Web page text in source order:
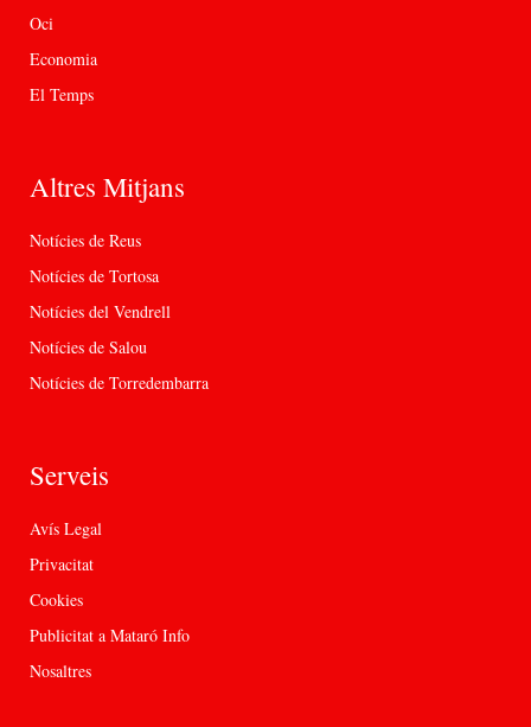
Oci
Economia
El Temps
Altres Mitjans
Notícies de Reus
Notícies de Tortosa
Notícies del Vendrell
Notícies de Salou
Notícies de Torredembarra
Serveis
Avís Legal
Privacitat
Cookies
Publicitat a Mataró Info
Nosaltres